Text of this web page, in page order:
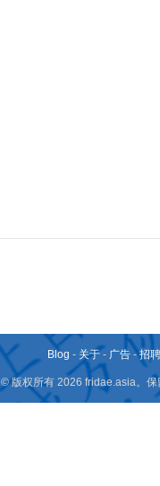
Blog - 关于 - 广告 -招
© 版权所有 2026 fridae.asia。